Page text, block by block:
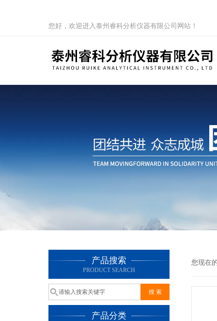
您好，欢迎进入泰州睿科分析仪器有限公司网站！
产品搜索
PRODUCT SEARCH
产品分类
您现在